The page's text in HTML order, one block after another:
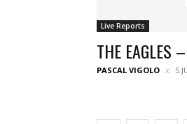
Live Reports
THE
PASCAL VIGOLO 5